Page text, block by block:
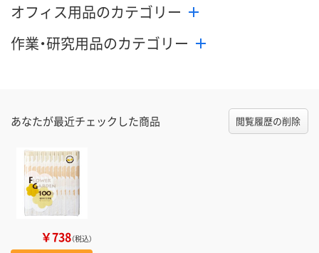
オフィス用品のカテゴリー
作業・研究用品のカテゴリー
あなたが最近チェックした商品 閲覧履歴の削除
￥738（税込）